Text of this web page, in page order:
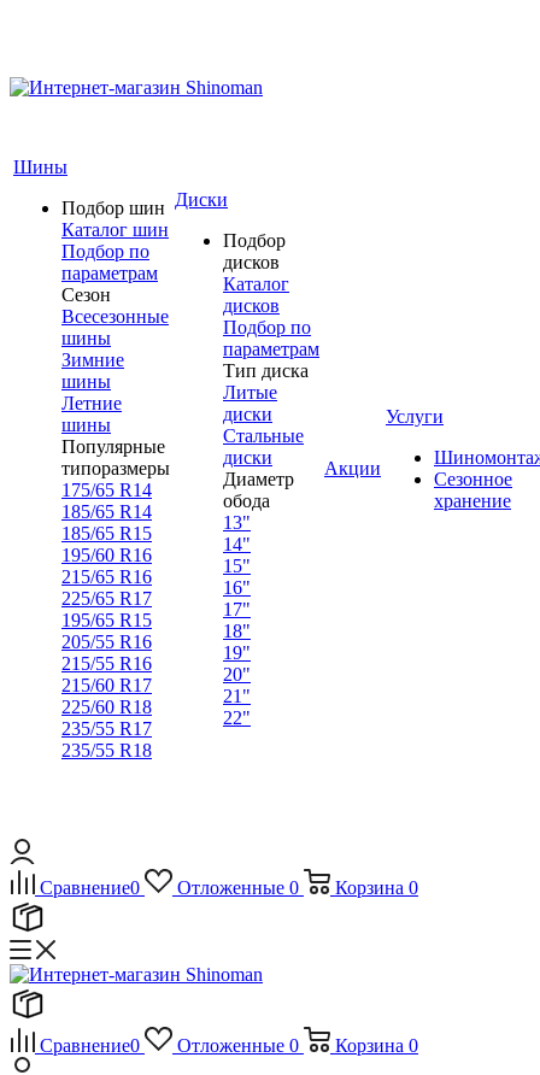
Шины
Подбор шин
Каталог шин
Подбор по
параметрам
Сезон
Всесезонные
шины
Зимние
шины
Летние
шины
Популярные
типоразмеры
175/65 R14
185/65 R14
185/65 R15
195/60 R16
215/65 R16
225/65 R17
195/65 R15
205/55 R16
215/55 R16
215/60 R17
225/60 R18
235/55 R17
235/55 R18
Диски
Подбор
дисков
Каталог
дисков
Подбор по
параметрам
Тип диска
Литые
диски
Стальные
диски
Диаметр
обода
13"
14"
15"
16"
17"
18"
19"
20"
21"
22"
Акции
Услуги
Сезонное
хранение
Сравнение0 Отложенные 0 Корзина 0
Сравнение0 Отложенные 0 Корзина 0